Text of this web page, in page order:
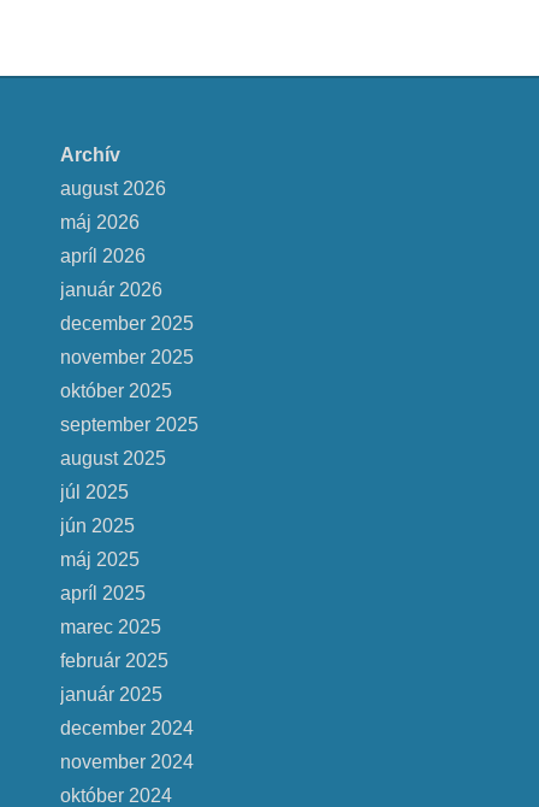
Archív
august 2026
máj 2026
apríl 2026
január 2026
december 2025
november 2025
október 2025
september 2025
august 2025
júl 2025
jún 2025
máj 2025
apríl 2025
marec 2025
február 2025
január 2025
december 2024
november 2024
október 2024